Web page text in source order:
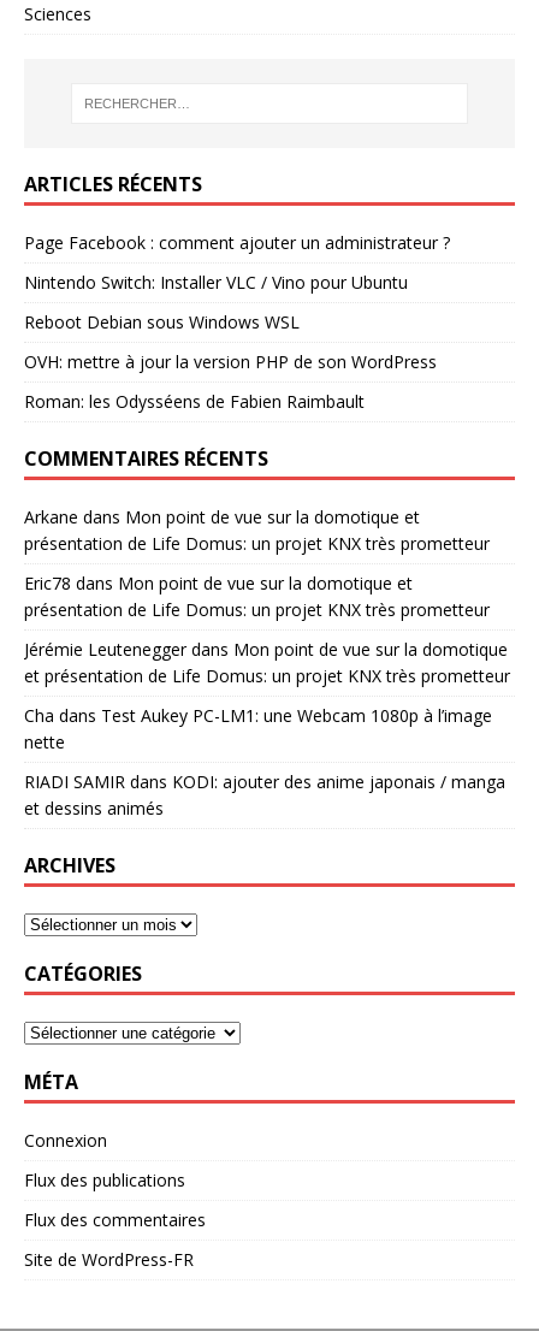
Sciences
ARTICLES RÉCENTS
Page Facebook : comment ajouter un administrateur ?
Nintendo Switch: Installer VLC / Vino pour Ubuntu
Reboot Debian sous Windows WSL
OVH: mettre à jour la version PHP de son WordPress
Roman: les Odysséens de Fabien Raimbault
COMMENTAIRES RÉCENTS
Arkane dans Mon point de vue sur la domotique et
présentation de Life Domus: un projet KNX très prometteur
Eric78 dans Mon point de vue sur la domotique et
présentation de Life Domus: un projet KNX très prometteur
Jérémie Leuteneggerdans Mon point de vue sur la domotique
et présentation de Life Domus: un projet KNX très prometteur
Cha dans Test Aukey PC-LM1: une Webcam 1080p à l’image
nette
RIADI SAMIR dans KODI: ajouter des anime japonais / manga
et dessins animés
ARCHIVES
CATÉGORIES
MÉTA
Connexion
Flux des publications
Flux des commentaires
Site de WordPress-FR